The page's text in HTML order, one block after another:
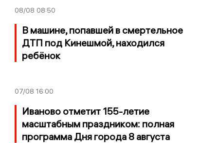
08/08 08:50
В машине, попавшей в смертельное
ДТП под Кинешмой, находился
ребёнок
07/08 16:00
Иваново отметит 155-летие
масштабным праздником: полная
программа Дня города 8 августа